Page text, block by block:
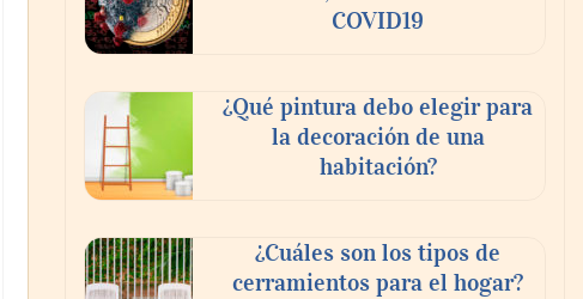
COVID19
¿Qué pintura debo elegir para
la decoración de una
habitación?
¿Cuáles son los tipos de
cerramientos para el hogar?